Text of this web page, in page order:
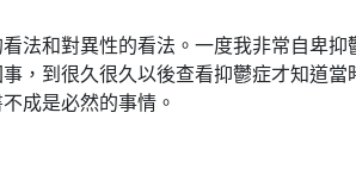
法和對異性的看法。一度我非常自卑抑
，到很久很久以後查看抑鬱症才知道當
成是必然的事情。